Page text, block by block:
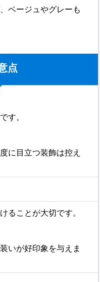
ベージュやグレーも
点
す。
に目立つ装飾は控え
ることが大切です。
いが好印象を与えま